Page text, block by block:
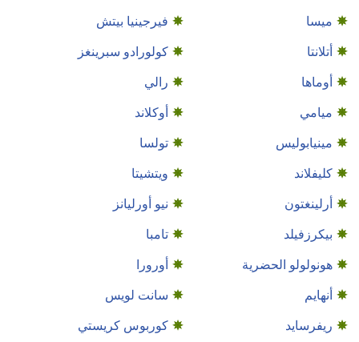
ميسا
فيرجينيا بيتش
أتلانتا
كولورادو سبرينغز
أوماها
رالي
ميامي
أوكلاند
مينيابوليس
تولسا
كليفلاند
ويتشيتا
أرلينغتون
نيو أورليانز
بيكرزفيلد
تامبا
هونولولو الحضرية
أورورا
أنهايم
سانت لويس
ريفرسايد
كوربوس كريستي